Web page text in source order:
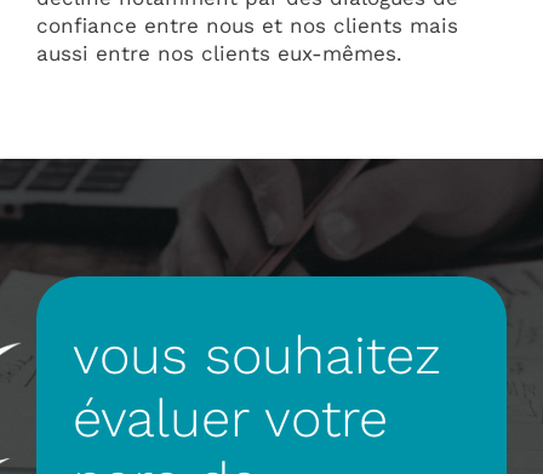
confiance entre nous et nos clients mais
aussi entre nos clients eux-mêmes.
vous souhaitez
évaluer votre